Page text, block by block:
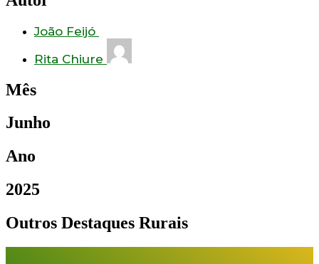
João Feijó
Rita Chiure
Mês
Junho
Ano
2025
Outros Destaques Rurais